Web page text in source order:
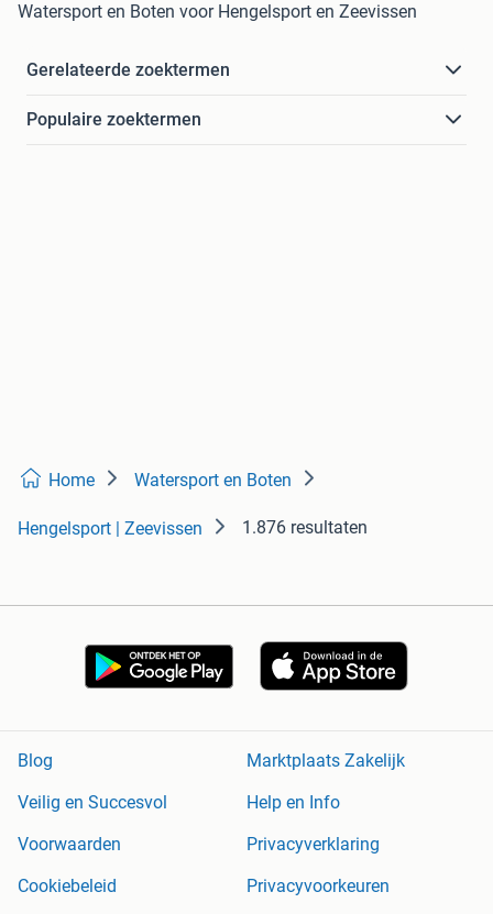
Watersport en Boten voor Hengelsport en Zeevissen
Gerelateerde zoektermen
Populaire zoektermen
Home Watersport en Boten
Hengelsport | Zeevissen 1.876 resultaten
Blog
Marktplaats Zakelijk
Veilig en Succesvol
Help en Info
Voorwaarden
Privacyverklaring
Cookiebeleid
Privacyvoorkeuren